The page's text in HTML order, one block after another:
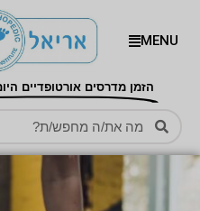
MENU
הזמן מדרסים אורטופדיים